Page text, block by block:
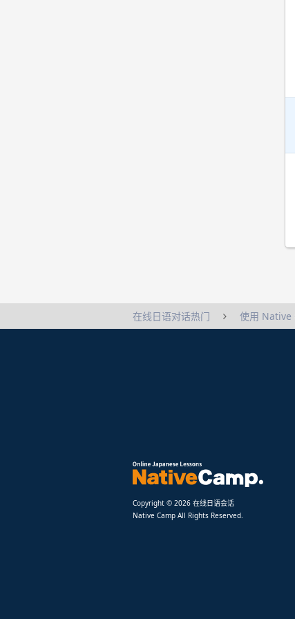
在线日语对话热门 使用 Native
Copyright © 2026 在线日语会话
Native Camp All Rights Reserved.